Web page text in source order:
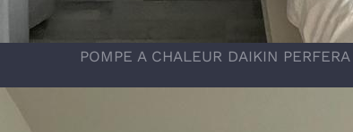
POMPE A CHALEUR DAIKIN PERFERA